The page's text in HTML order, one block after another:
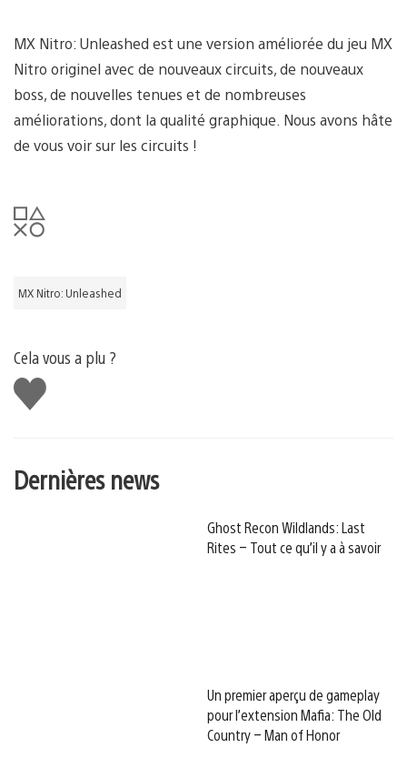
MX Nitro: Unleashed est une version améliorée du jeu MX
Nitro originel avec de nouveaux circuits, de nouveaux
boss, de nouvelles tenues et de nombreuses
améliorations, dont la qualité graphique. Nous avons hâte
de vous voir sur les circuits !
MX Nitro: Unleashed
Cela vous a plu ?
J'aime
Dernières news
Ghost Recon Wildlands: Last
Rites – Tout ce qu’il y a à savoir
Un premier aperçu de gameplay
pour l’extension Mafia: The Old
Country – Man of Honor